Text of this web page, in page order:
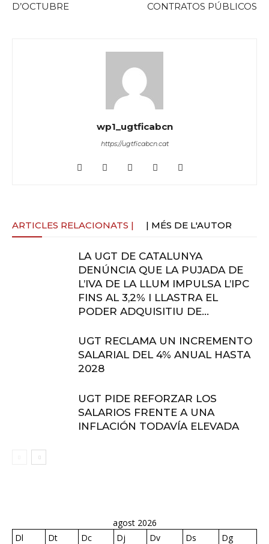
D’OCTUBRE
CONTRATOS PÚBLICOS
wp1_ugtficabcn
https://ugtficabcn.cat
ARTICLES RELACIONATS | | MÉS DE L'AUTOR
LA UGT DE CATALUNYA
DENÚNCIA QUE LA PUJADA DE
L’IVA DE LA LLUM IMPULSA L’IPC
FINS AL 3,2% I LLASTRA EL
PODER ADQUISITIU DE...
UGT RECLAMA UN INCREMENTO
SALARIAL DEL 4% ANUAL HASTA
2028
UGT PIDE REFORZAR LOS
SALARIOS FRENTE A UNA
INFLACIÓN TODAVÍA ELEVADA
agost 2026
Dl
Dt Dc Dj Dv Ds
Dg